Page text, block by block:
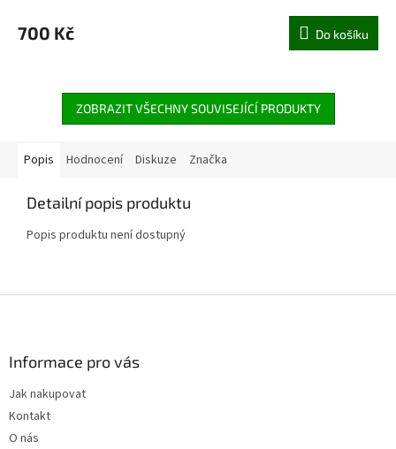
700 Kč Do košíku
ZOBRAZIT VŠECHNY SOUVISEJÍCÍ PRODUKTY
Popis Hodnocení Diskuze Značka
Detailní popis produktu
Popis produktu není dostupný
Informace pro vás
Jak nakupovat
Kontakt
O nás